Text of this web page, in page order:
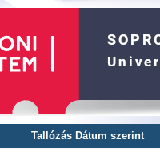
Tallózás Dátum szerint